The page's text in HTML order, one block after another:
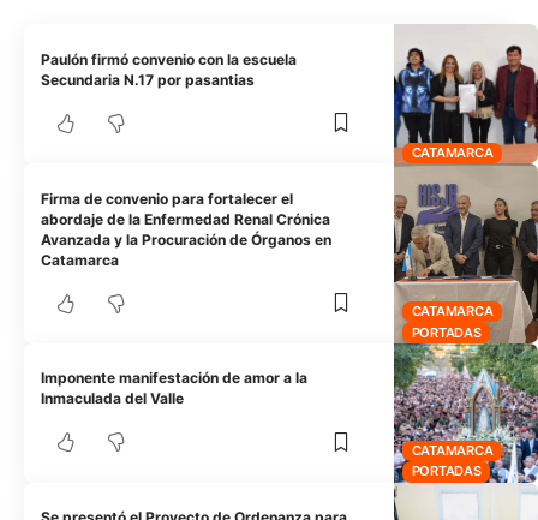
CATAMARCA
Paulón firmó convenio con la escuela
Secundaria N.17 por pasantias
CATAMARCA
PORTADAS
Firma de convenio para fortalecer el
abordaje de la Enfermedad Renal Crónica
Avanzada y la Procuración de Órganos en
Catamarca
CATAMARCA
PORTADAS
Imponente manifestación de amor a la
Inmaculada del Valle